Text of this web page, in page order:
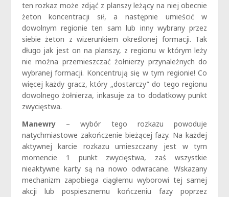
ten rozkaz może zdjąć z planszy leżący na niej obecnie
żeton koncentracji sił, a następnie umieścić w
dowolnym regionie ten sam lub inny wybrany przez
siebie żeton z wizerunkiem określonej formacji. Tak
długo jak jest on na planszy, z regionu w którym leży
nie można przemieszczać żołnierzy przynależnych do
wybranej formacji. Koncentrują się w tym regionie! Co
więcej każdy gracz, który „dostarczy” do tego regionu
dowolnego żołnierza, inkasuje za to dodatkowy punkt
zwycięstwa.
Manewry– wybór tego rozkazu powoduje
natychmiastowe zakończenie bieżącej fazy. Na każdej
aktywnej karcie rozkazu umieszczany jest w tym
momencie 1 punkt zwycięstwa, zaś wszystkie
nieaktywne karty są na nowo odwracane. Wskazany
mechanizm zapobiega ciągłemu wyborowi tej samej
akcji lub pospiesznemu kończeniu fazy poprzez